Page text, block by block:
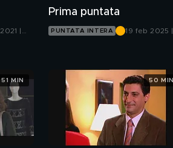
|
Prima puntata
PUNTATA INTERA
19 feb 2025 |
51 MIN 50 MIN